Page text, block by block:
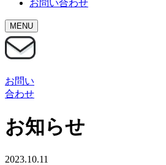
お問い合わせ
MENU
お問い
合わせ
お知らせ
2023.10.11